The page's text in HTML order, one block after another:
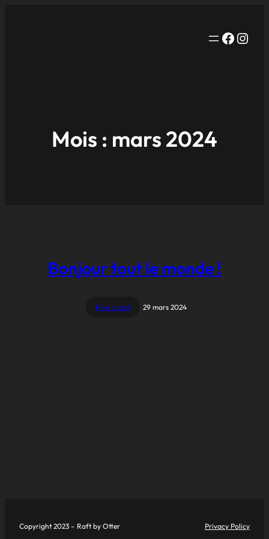
Mois : mars 2024
Bonjour tout le monde !
Non classé 29 mars 2024
Copyright 2023 – Raft by Otter Privacy Policy